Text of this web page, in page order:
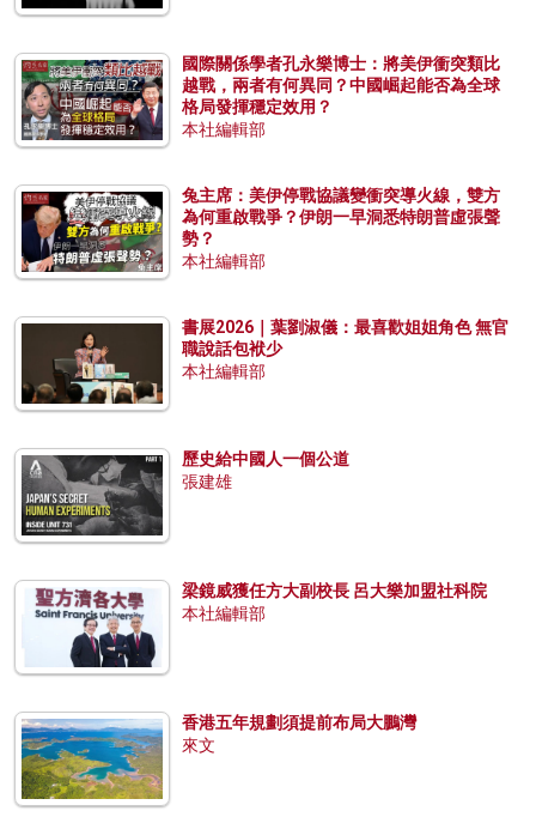
國際關係學者孔永樂博士：將美伊衝突類比
越戰，兩者有何異同？中國崛起能否為全球
格局發揮穩定效用？
本社編輯部
兔主席：美伊停戰協議變衝突導火線，雙方
為何重啟戰爭？伊朗一早洞悉特朗普虛張聲
勢？
本社編輯部
書展2026｜葉劉淑儀：最喜歡姐姐角色 無官
職說話包袱少
本社編輯部
歷史給中國人一個公道
張建雄
梁鏡威獲任方大副校長 呂大樂加盟社科院
本社編輯部
香港五年規劃須提前布局大鵬灣
來文